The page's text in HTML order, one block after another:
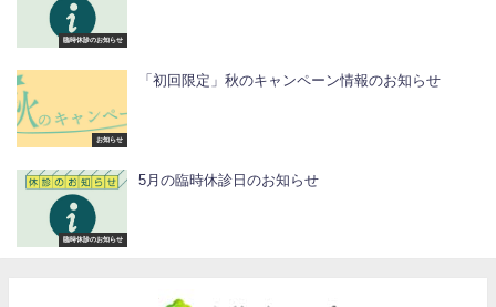
臨時休診のお知らせ
お知らせ
「初回限定」秋のキャンペーン情報のお知らせ
臨時休診のお知らせ
5月の臨時休診日のお知らせ